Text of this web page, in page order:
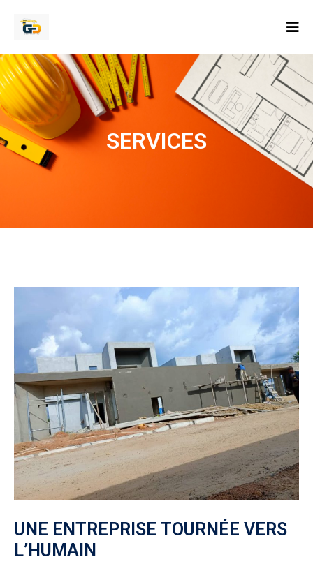
SERVICES
UNE ENTREPRISE TOURNÉE VERS
L’HUMAIN